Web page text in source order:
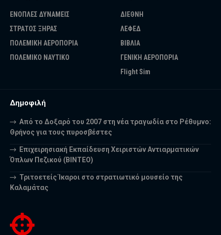
ΕΝΟΠΛΕΣ ΔΥΝΑΜΕΙΣ
ΣΤΡΑΤΟΣ ΞΗΡΑΣ
ΠΟΛΕΜΙΚΗ ΑΕΡΟΠΟΡΙΑ
ΠΟΛΕΜΙΚΟ ΝΑΥΤΙΚΟ
ΔΙΕΘΝΗ
ΛΕΦΕΔ
ΒΙΒΛΙΑ
ΓΕΝΙΚΗ ΑΕΡΟΠΟΡΙΑ
Flight Sim
Δημοφιλή
Από το Δοξαρό του 2007 στη νέα τραγωδία στο Ρέθυμνο:
Θρήνος για τους πυροσβέστες
Επιχειρησιακή Εκπαίδευση Χειριστών Αντιαρματικών
Όπλων Πεζικού (ΒΙΝΤΕΟ)
Τριτοετείς Ίκαροι στο στρατιωτικό μουσείο της
Καλαμάτας